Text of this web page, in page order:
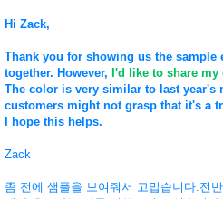
Hi Zack,
Thank you for showing us the sample
together. However, I'd like to share my
The color is very similar to last year's
customers might not grasp that it's a
I hope this helps.
Zack
좀 전에 샘플을 보여줘서 고맙습니다.전